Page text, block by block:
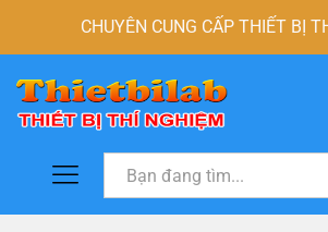
CHUYÊN CUNG CẤP THIẾT BỊ